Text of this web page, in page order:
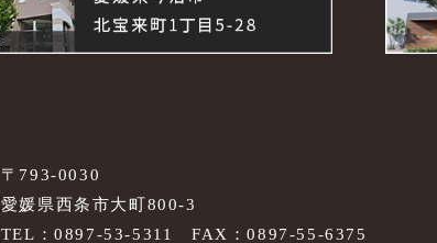
〒793-0030
愛媛県西条市大町800-3
TEL：0897-53-5311 FAX：0897-55-6375